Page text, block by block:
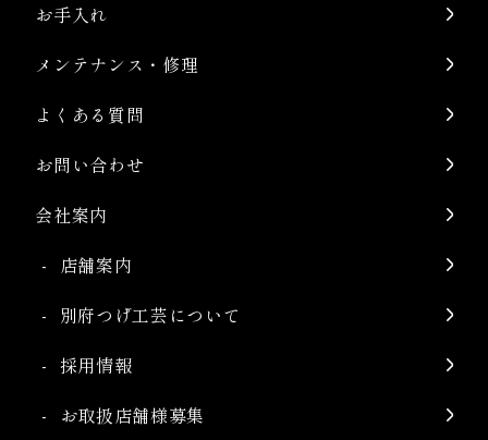
お手入れ
メンテナンス・修理
よくある質問
お問い合わせ
会社案内
店舗案内
別府つげ工芸について
採用情報
お取扱店舗様募集